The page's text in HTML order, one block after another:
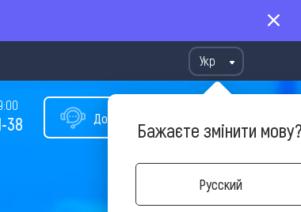
Укр
Бажаєте змінити
Русский
Допомога у виборі туру
38